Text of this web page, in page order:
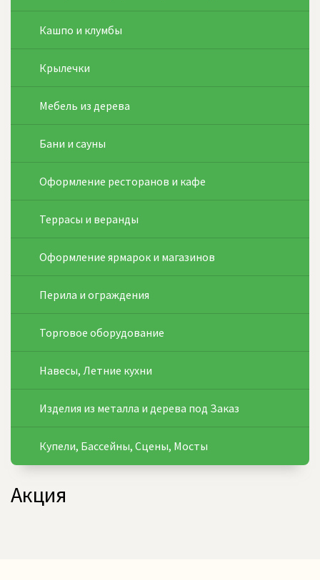
Кашпо и клумбы
Крылечки
Мебель из дерева
Бани и сауны
Оформление ресторанов и кафе
Террасы и веранды
Оформление ярмарок и магазинов
Перила и ограждения
Торговое оборудование
Навесы, Летние кухни
Изделия из металла и дерева под Заказ
Купели, Бассейны, Сцены, Мосты
Акция